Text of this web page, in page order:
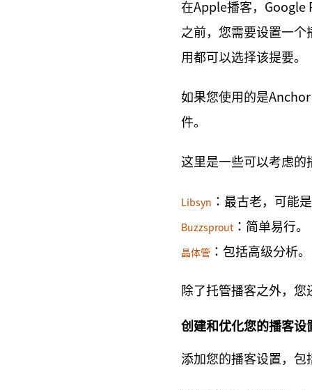
在Apple播客，Google
之前，您需要设置一个
用都可以选择该提要。
如果您使用的是
件。
这里是一些可以考虑的
Libsyn ：最古老，可能
Buzzsprout ：简单易行。
晶体管 ：包括高级分析。
除了托管播客之外，
创建和优化您的播客设
添加您的播客设置，包